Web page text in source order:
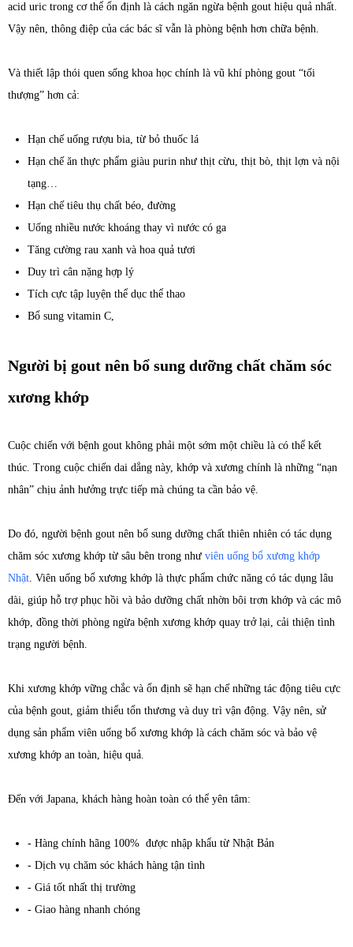
acid uric trong cơ thể ổn định là cách ngăn ngừa bệnh gout hiệu quả nhất.
Vậy nên, thông điệp của các bác sĩ vẫn là phòng bệnh hơn chữa bệnh.
Và thiết lập thói quen sống khoa học chính là vũ khí phòng gout “tối
thượng” hơn cả:
Hạn chế uống rượu bia, từ bỏ thuốc lá
Hạn chế ăn thực phẩm giàu purin như thịt cừu, thịt bò, thịt lợn và nội
tạng…
Hạn chế tiêu thụ chất béo, đường
Uống nhiều nước khoáng thay vì nước có ga
Tăng cường rau xanh và hoa quả tươi
Duy trì cân nặng hợp lý
Tích cực tập luyện thể dục thể thao
Bổ sung vitamin C,
Người bị gout nên bổ sung dưỡng chất chăm sóc
xương khớp
Cuộc chiến với bệnh gout không phải một sớm một chiều là có thể kết
thúc. Trong cuộc chiến dai dẳng này, khớp và xương chính là những “nạn
nhân” chịu ảnh hưởng trực tiếp mà chúng ta cần bảo vệ.
Do đó, người bệnh gout nên bổ sung dưỡng chất thiên nhiên có tác dụng
chăm sóc xương khớp từ sâu bên trong như viên uống bổ xương khớp
Nhật. Viên uống bổ xương khớp là thực phẩm chức năng có tác dụng lâu
dài, giúp hỗ trợ phục hồi và bảo dưỡng chất nhờn bôi trơn khớp và các mô
khớp, đồng thời phòng ngừa bệnh xương khớp quay trở lại, cải thiện tình
trạng người bệnh.
Khi xương khớp vững chắc và ổn định sẽ hạn chế những tác động tiêu cực
của bệnh gout, giảm thiểu tổn thương và duy trì vận động. Vậy nên, sử
dụng sản phẩm viên uống bổ xương khớp là cách chăm sóc và bảo vệ
xương khớp an toàn, hiệu quả.
Đến với Japana, khách hàng hoàn toàn có thể yên tâm:
- Hàng chính hãng 100% được nhập khẩu từ Nhật Bản
- Dịch vụ chăm sóc khách hàng tận tình
- Giá tốt nhất thị trường
- Giao hàng nhanh chóng